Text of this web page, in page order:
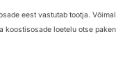
eest vastutab tootja.
koostisosade loetelu otse